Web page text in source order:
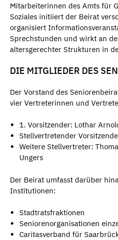
Mitarbeiterinnen des Amts für
Soziales initiiert der Beirat
organisiert
Sprechstunden und wirkt an
altersgerechter Strukturen in
DIE MITGLIEDER DES
Der Vorstand des
vier Vertreterinnen und
1. Vorsitzender: Lothar
Stellvertretender
Weitere Stellvertreter:
Ungers
Der Beirat umfasst darüber
Institutionen:
Stadtratsfraktionen
Seniorenorganisationen
Caritasverband für